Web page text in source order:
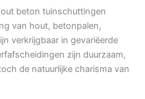
beton tuinschuttingen
van hout, betonpalen,
verkrijgbaar in gevariëerde
zijn duurzaam,
de natuurlijke charisma van